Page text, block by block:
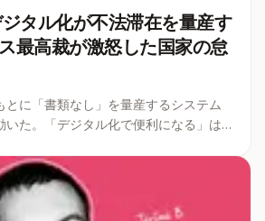
タル化が不法滞在を量産す
最高裁が激怒した国家の怠
とに「書類なし」を量産するシステム
いた。「デジタル化で便利になる」は
いやっているのか。そして、国家はそ
つけるのか...